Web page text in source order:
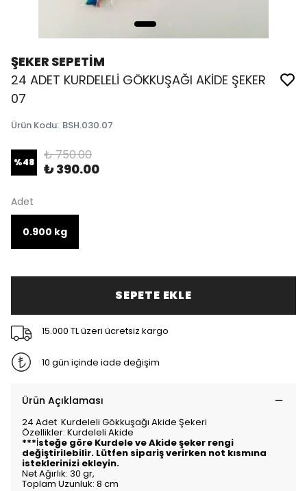
ŞEKER SEPETİM
24 ADET KURDELELİ GÖKKUŞAĞI AKİDE ŞEKER
07
Ürün Kodu: BSH.030.07
%48 ₺ 750.00
₺ 390.00
Adet
0.900 kg
SEPETE EKLE
15.000 TL üzeri ücretsiz kargo
10 gün içinde iade değişim
Ürün Açıklaması
24 Adet Kurdeleli Gökkuşağı Akide Şekeri
Özellikler: Kurdeleli Akide
***İsteğe göre Kurdele ve Akide şeker rengi
değiştirilebilir. Lütfen sipariş verirken not kısmına
isteklerinizi ekleyin.
Net Ağırlık: 30 gr,
Toplam Uzunluk: 8 cm